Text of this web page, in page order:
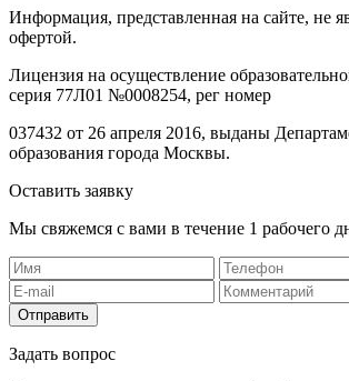
Информация, представленная на сайте, не
офертой.
Лицензия на осуществление
серия 77Л01 №0008254, рег номер
037432 от 26 апреля 2016, выданы
образования города Москвы.
Оставить заявку
Мы свяжемся с вами в течение 1 рабочего
Отправить
Задать вопрос